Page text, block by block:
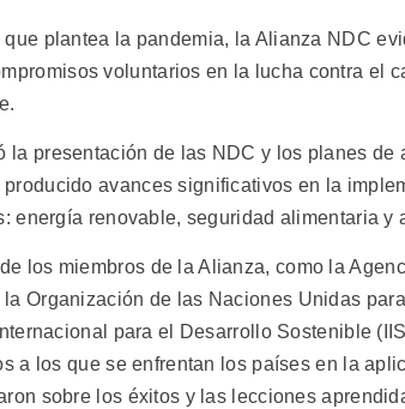
plantea la pandemia, la Alianza NDC
voluntarios en la lucha contra el
la presentación de las NDC y los planes
avances significativos en la
energía renovable, seguridad alimentaria y
los miembros de la Alianza, como la
la Organización de las Naciones Unidas
para el Desarrollo Sostenible
a los que se enfrentan los países en la
sobre los éxitos y las lecciones